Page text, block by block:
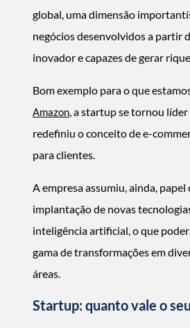
global, uma dimensão
negócios desenvolvidos a partir
inovador e capazes de gerar
Bom exemplo para o que
Amazon, a startup se tornou
redefiniu o conceito de e-
para clientes.
A empresa assumiu, ainda, papel
implantação de novas
inteligência artificial, o que
gama de transformações em
áreas.
Startup: quanto vale o